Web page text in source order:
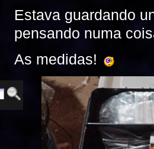
Estava guardando
pensando numa
As medidas!